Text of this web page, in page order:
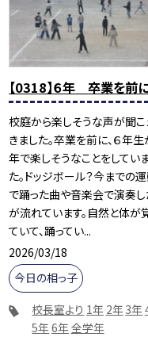
【0318】６年 卒業を前
校庭から楽しそうな声が聞こ
きました。卒業を前に、６年
年で楽しそうなことをしてい
た。ドッジボール？今までの
で踊った曲や音楽会で演奏
が流れています。自然と体が
ていて、踊ってい...
2026/03/18
今日の相っ子
校長室より 1年 2年3年
5年6年全学年